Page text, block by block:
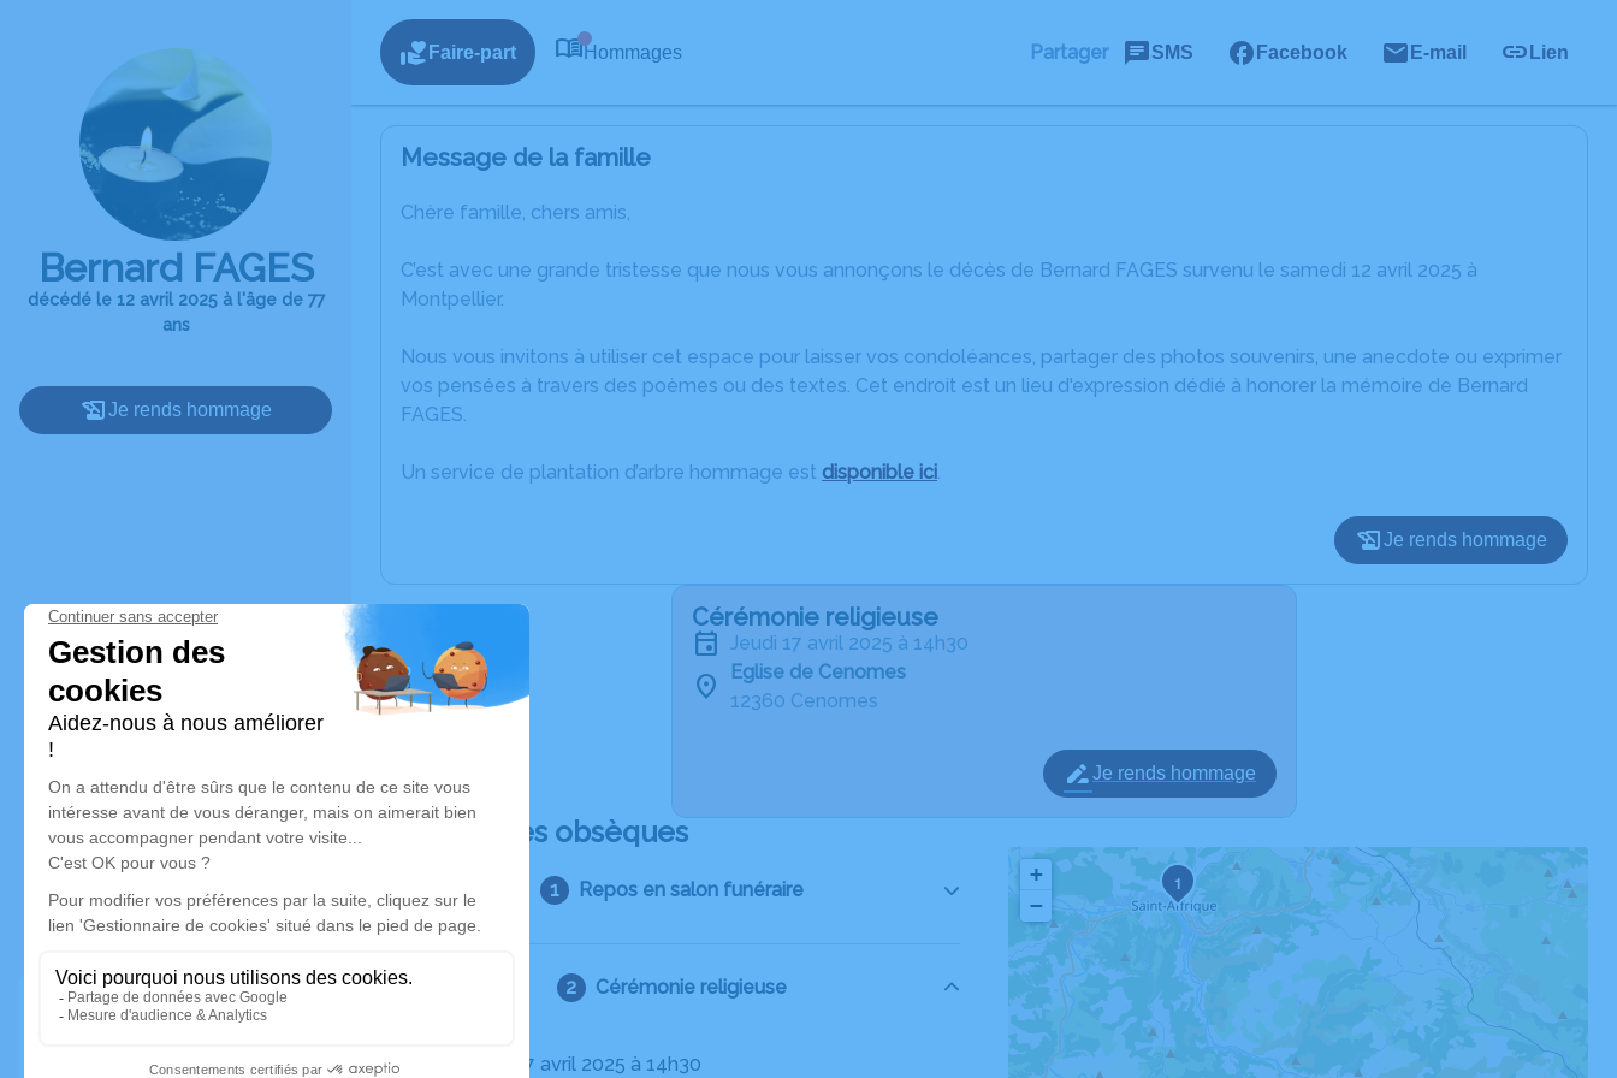
Bernard FAGES
décédé le 12 avril 2025 à l'âge de 77
ans
Je rends hommage
Faire-part Hommages Partager SMS Facebook E-mail Lien
Message de la famille
Chère famille, chers amis,
C’est avec une grande tristesse que nous vous annonçons le décès de Bernard FAGES survenu le samedi 12 avril 2025 à
Montpellier.
Nous vous invitons à utiliser cet espace pour laisser vos condoléances, partager des photos souvenirs, une anecdote ou exprimer
vos pensées à travers des poèmes ou des textes. Cet endroit est un lieu d'expression dédié à honorer la mémoire de Bernard
FAGES.
Un service de plantation d’arbre hommage est disponible ici.
Je rends hommage
Cérémonie religieuse
jeudi 17 avril 2025 à 14h30
Eglise de Cenomes
12360 Cenomes
Je rends hommage
Déroulé des obsèques
Repos en salon funéraire
Cérémonie religieuse
Le jeudi 17 avril 2025 à 14h30
1
+
−